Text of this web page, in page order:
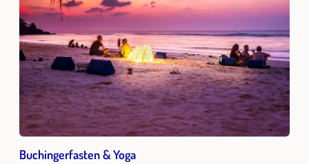
Buchingerfasten & Yoga